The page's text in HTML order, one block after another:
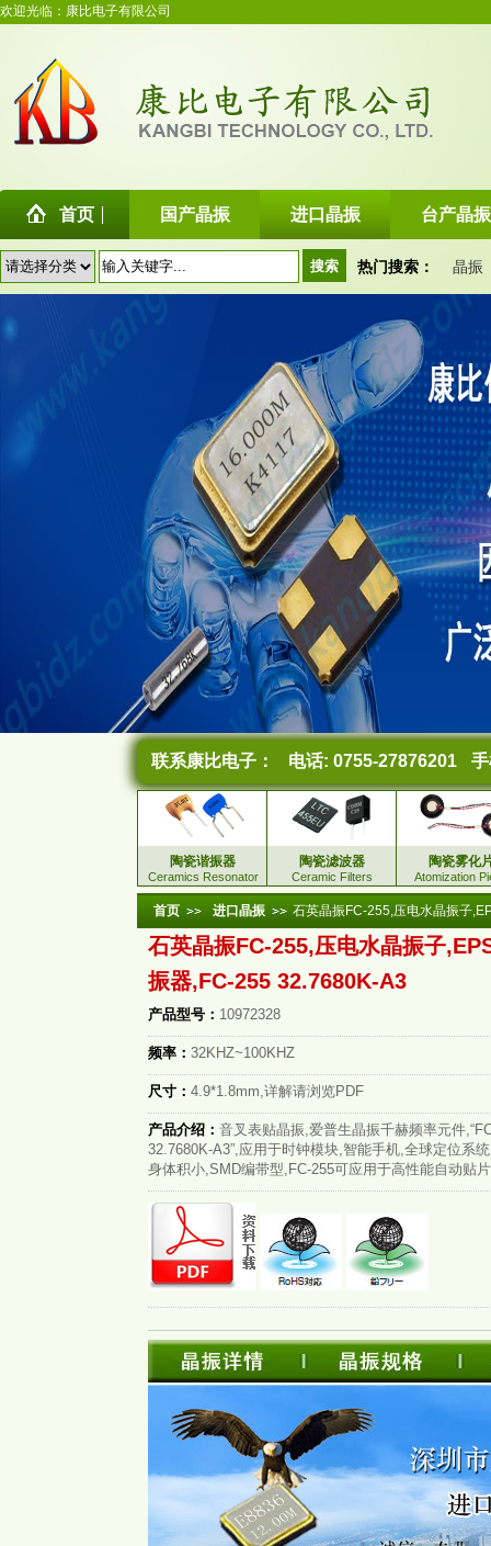
欢迎光临：康比电子有限公司
首页 国产晶振 进口晶振 台产晶振
热门搜索： 晶振
联系康比电子： 电话: 0755-27876201
陶瓷谐振器
Ceramics Resonator
陶瓷滤波器
Ceramic Filters
陶瓷雾化
Atomization
首页 进口晶振 石英晶振FC-255,压电水晶振子
石英晶振FC-255,压电水晶振子
振器,FC-255 32.7680K-A3
产品型号： 10972328
频率： 32KHZ~100KHZ
尺寸： 4.9*1.8mm,详解请浏览PDF
产品介绍： 音叉表贴晶振,爱普生晶振千赫频率元件
32.7680K-A3”,应用于时钟模块,智能手机,全球定位系
身体积小,SMD编带型,FC-255可应用于高性能自动贴